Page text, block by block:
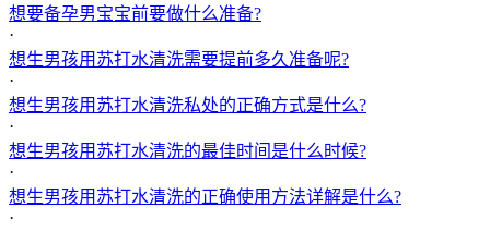
想要备孕男宝宝前要做什么准备?
·
想生男孩用苏打水清洗需要提前多久准备呢?
·
想生男孩用苏打水清洗私处的正确方式是什么?
·
想生男孩用苏打水清洗的最佳时间是什么时候?
·
想生男孩用苏打水清洗的正确使用方法详解是什么?
·